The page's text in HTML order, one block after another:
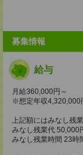
募集情報
給与
月給360,000円～
※想定年収4,320,000
上記額にはみなし残
みなし残業代 50,000
みなし残業時間 23時